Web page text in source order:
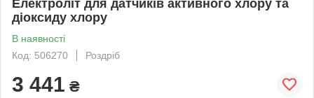
Електроліт для датчиків активного хлору та
діоксиду хлору
В наявності
Код: 506270
Роздріб
3 441 ₴